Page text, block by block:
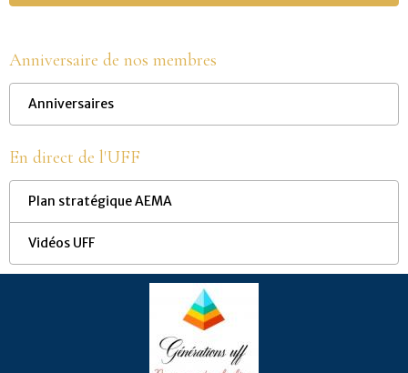
Anniversaire de nos membres
Anniversaires
En direct de l'UFF
Plan stratégique AEMA
Vidéos UFF